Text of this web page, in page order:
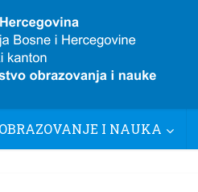
OBRAZOVANJE I NAUKA